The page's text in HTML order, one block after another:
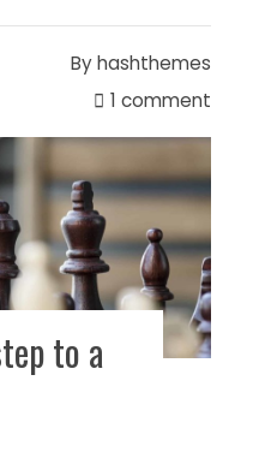
Byhashthemes
1 comment
to a